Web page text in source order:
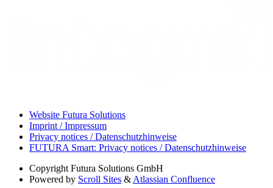
Website Futura Solutions
Imprint / Impressum
Privacy notices / Datenschutzhinweise
FUTURA Smart: Privacy notices / Datenschutzhinweise
Copyright Futura Solutions GmbH
Powered by Scroll Sites & Atlassian Confluence